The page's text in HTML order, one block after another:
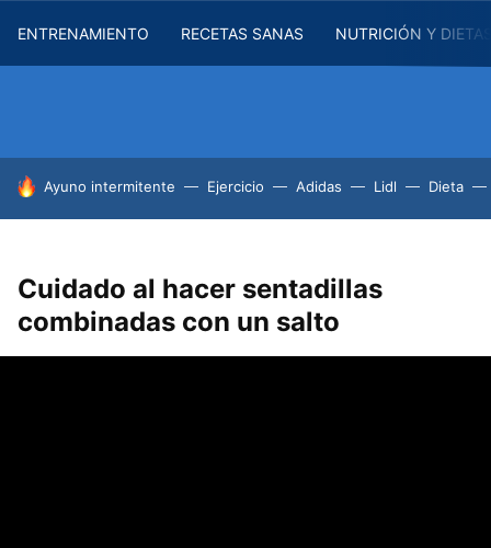
ENTRENAMIENTO RECETAS SANAS NUTRICIÓN Y
HOY SE HABLA DE
Ayuno intermitente Ejercicio Adidas Lidl Dieta
Cuidado al hacer sentadillas
combinadas con un salto